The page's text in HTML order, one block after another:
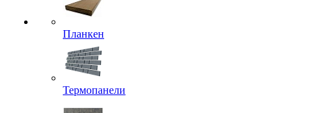
Планкен
Термопанели